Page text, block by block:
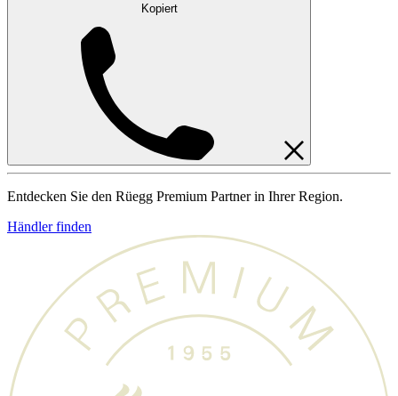
Kopiert
Entdecken Sie den Rüegg Premium Partner in Ihrer Region.
Händler finden